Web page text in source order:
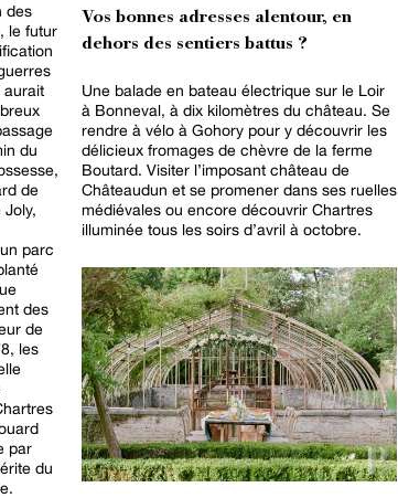
des
le futur
aurait
du
de
parc
des
de
les
par
du
Vos bonnes adresses alentour, en
dehors des sentiers battus ?
Une balade en bateau électrique sur le Loir
à Bonneval, à dix kilomètres du château. Se
rendre à vélo à Gohory pour y découvrir les
délicieux fromages de chèvre de la ferme
Boutard. Visiter l’imposant château de
Châteaudun et se promener dans ses ruelles
médiévales ou encore découvrir Chartres
illuminée tous les soirs d’avril à octobre.